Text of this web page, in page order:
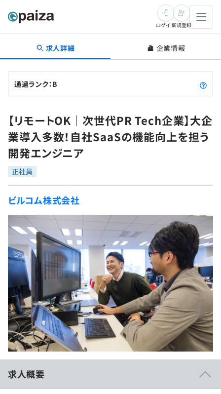
転職・キャリア
転職成功ガイド
転職エージェント
インタビュー
転職成功ガイド
新卒就活
求人検索
本選考
インターン
新卒エージェント
イベント・セミナー
インタビュー
就活成功ガイド
学習
問題集
4択課題
ナレッジ
リファレンス
プラン
個人向けプラン
法人向けプラン
学校向けプラン
契約内容・クーポン
プログラミング言語
評価結果一覧
再チャレンジ結果一覧
ゲーム・マンガ
Tech Team Journal
paiza times
note
paizaとは？
ログイン新規登録
求人詳細 企業情報
通過ランク：B
【リモートOK｜次世代PR Tech企業】大企
業導入多数！自社SaaSの機能向上を担う
開発エンジニア
正社員
ビルコム株式会社
求人概要